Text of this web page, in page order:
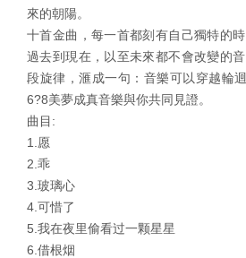
來的朝陽。
十首金曲，每一首都刻有自己獨特的
過去到現在，以至未來都不會改變的
段旋律，滙成一句：音樂可以穿越輪
6?8美夢成真音樂與你共同見證。
曲目:
1.愿
2.乖
3.玻璃心
4.可惜了
5.我在夜里偷看过一颗星星
6.借根烟